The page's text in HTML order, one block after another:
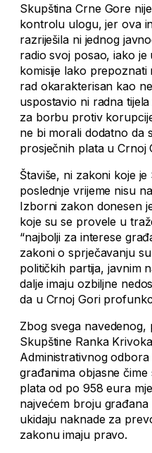
Skupština Crne Gore
kontrolu ulogu, jer ova
razriješila ni jednog
radio svoj posao, iako je
komisije lako prepoznati
rad okarakterisan kao
uspostavio ni radna
za borbu protiv
ne bi morali dodatno da
prosječnih plata u Crnoj
Štaviše, ni zakoni koje
poslednje vrijeme nisu
Izborni zakon donesen
koje su se provele u
“najbolji za interese
zakoni o sprječavanju
političkih partija, javnim
dalje imaju ozbiljne
da u Crnoj Gori
Zbog svega
Skupštine Ranka
Administrativnog
građanima objasne
plata od po 958 eura
najvećem broju
ukidaju naknade za
zakonu imaju pravo.